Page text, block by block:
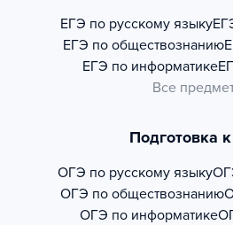
ЕГЭ по русскому языку
ЕГЭ по обществознанию
ЕГЭ по информатике
Все
Подготовка
ОГЭ по русскому языку
ОГЭ по обществознанию
ОГЭ по информатике